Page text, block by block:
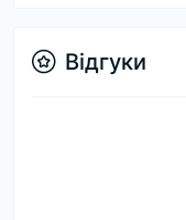
Відгуки